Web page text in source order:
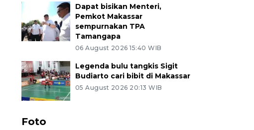
Dapat bisikan Menteri,
Pemkot Makassar
sempurnakan TPA
Tamangapa
06 August 2026 15:40 WIB
Legenda bulu tangkis Sigit
Budiarto cari bibit di Makassar
05 August 2026 20:13 WIB
Foto